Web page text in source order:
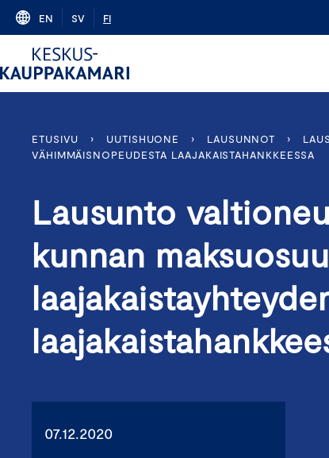
Skip
content
EN SV FI
ETUSIVU › UUTISHUONE › LAUSUNNOT ›
VÄHIMMÄISNOPEUDESTA LAAJAKAISTAHANKKEESSA
Lausunto
kunnan
07.12.2020